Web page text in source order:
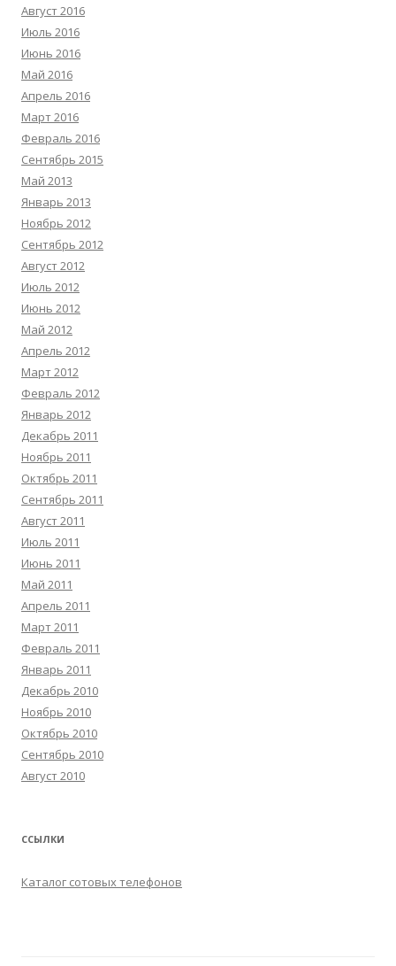
Август 2016
Июль 2016
Июнь 2016
Май 2016
Апрель 2016
Март 2016
Февраль 2016
Сентябрь 2015
Май 2013
Январь 2013
Ноябрь 2012
Сентябрь 2012
Август 2012
Июль 2012
Июнь 2012
Май 2012
Апрель 2012
Март 2012
Февраль 2012
Январь 2012
Декабрь 2011
Ноябрь 2011
Октябрь 2011
Сентябрь 2011
Август 2011
Июль 2011
Июнь 2011
Май 2011
Апрель 2011
Март 2011
Февраль 2011
Январь 2011
Декабрь 2010
Ноябрь 2010
Октябрь 2010
Сентябрь 2010
Август 2010
ССЫЛКИ
Каталог сотовых телефонов